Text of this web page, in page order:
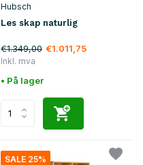
Hubsch
Les skap naturlig
€1.349,00 €1.011,75
Inkl. mva
• På lager
SALE 25%